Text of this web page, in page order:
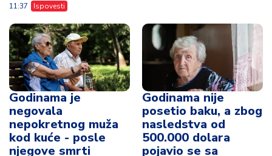
11:37 Ispovesti
Godinama je
negovala
nepokretnog muža
kod kuće - posle
njegove smrti
Godinama nije
posetio baku, a zbog
nasledstva od
500.000 dolara
pojavio se sa